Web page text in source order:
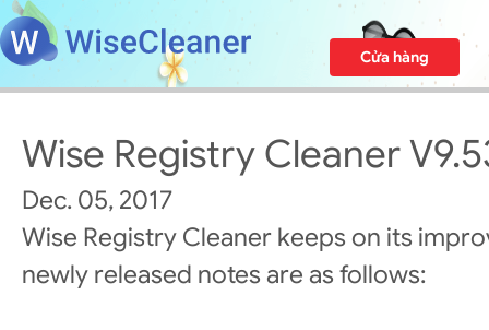
Cửa hàng
Wise Registry Cleaner
Dec. 05, 2017
Wise Registry Cleaner keeps on its
newly released notes are as follows: